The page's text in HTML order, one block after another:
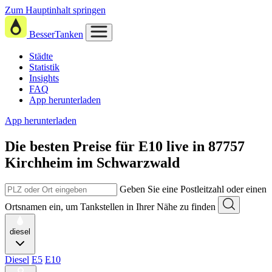
Zum Hauptinhalt springen
BesserTanken
Städte
Statistik
Insights
FAQ
App herunterladen
App herunterladen
Die besten Preise für E10 live in 87757
Kirchheim im Schwarzwald
Geben Sie eine Postleitzahl oder einen
Ortsnamen ein, um Tankstellen in Ihrer Nähe zu finden
diesel
Diesel E5 E10